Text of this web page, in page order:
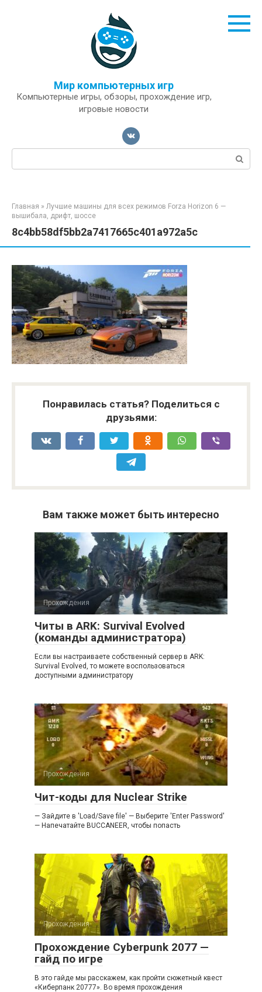
Мир компьютерных игр
Компьютерные игры, обзоры, прохождение игр,
игровые новости
Поиск:
Главная » Лучшие машины для всех режимов Forza Horizon 6 —
вышибала, дрифт, шоссе
8c4bb58df5bb2a7417665c401a972a5c
Понравилась статья? Поделиться с
друзьями:
Вам также может быть интересно
Прохождения
Читы в ARK: Survival Evolved
(команды администратора)
Если вы настраиваете собственный сервер в ARK:
Survival Evolved, то можете воспользоваться
доступными администратору
Прохождения
Чит-коды для Nuclear Strike
— Зайдите в 'Load/Save file' — Выберите 'Enter Password'
— Напечатайте BUCCANEER, чтобы попасть
Прохождения
Прохождение Cyberpunk 2077 —
гайд по игре
В это гайде мы расскажем, как пройти сюжетный квест
«Киберпанк 20777». Во время прохождения